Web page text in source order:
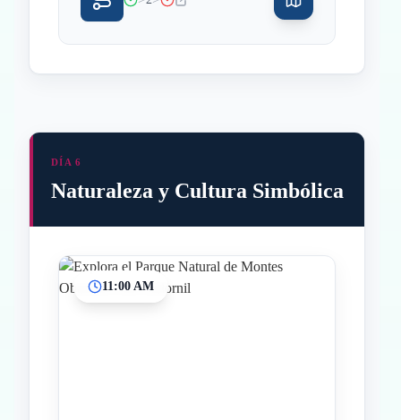
DÍA 6
Naturaleza y Cultura Simbólica
11:00 AM